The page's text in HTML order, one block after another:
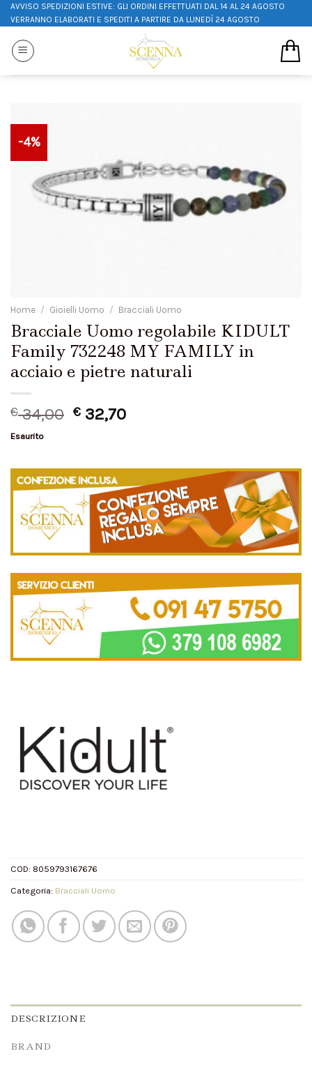
AVVISO SPEDIZIONI ESTIVE: GLI ORDINI EFFETTUATI DAL 14 AL 24 AGOSTO
VERRANNO ELABORATI E SPEDITI A PARTIRE DA LUNEDÌ 24 AGOSTO
-4%
Home / Gioielli Uomo / Bracciali Uomo
Bracciale Uomo regolabile KIDULT
Family 732248 MY FAMILY in
acciaio e pietre naturali
€34,00 € 32,70
Esaurito
COD: 8059793167676
Categoria: Bracciali Uomo
DESCRIZIONE
BRAND